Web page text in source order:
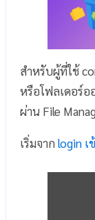
สำหรับผู้ที่ใช้
หรือโฟลเดอร์อ
ผ่าน File
เริ่มจาก login เ